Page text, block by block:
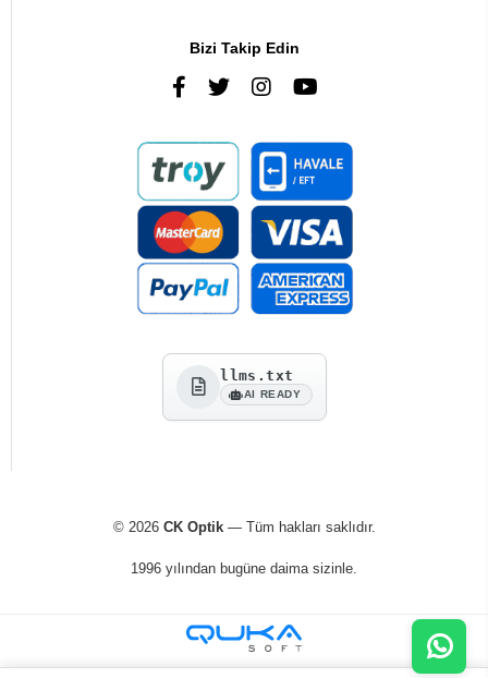
Bizi Takip Edin
llms.txt
AI READY
© 2026 CK Optik— Tüm hakları saklıdır.
1996 yılından bugüne daima sizinle.